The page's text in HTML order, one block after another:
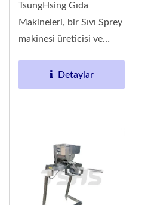
TsungHsing Gıda
Makineleri, bir Sıvı Sprey
makinesi üreticisi ve
TsungHsing...Detaylar